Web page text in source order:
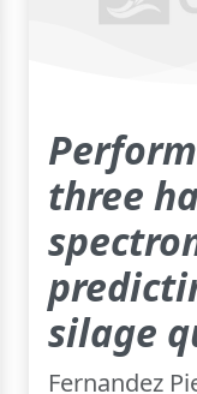
three
silage
Fernandez